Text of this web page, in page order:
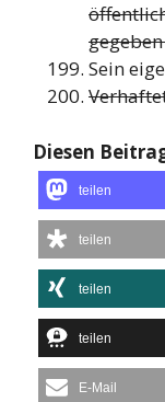
Sein
Diesen
teilen
teilen
teilen
teilen
E-Mail